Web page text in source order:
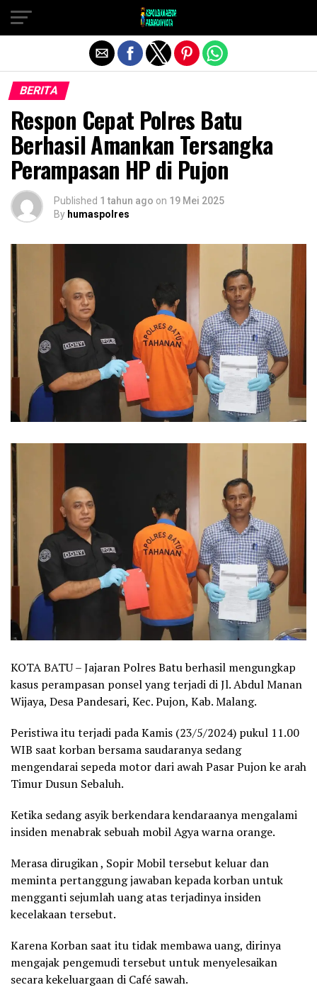
BERITA
Respon Cepat Polres Batu
Berhasil Amankan Tersangka
Perampasan HP di Pujon
Published 1 tahun ago on 19 Mei 2025
By humaspolres
KOTA BATU – Jajaran Polres Batu berhasil mengungkap
kasus perampasan ponsel yang terjadi di Jl. Abdul Manan
Wijaya, Desa Pandesari, Kec. Pujon, Kab. Malang.
Peristiwa itu terjadi pada Kamis (23/5/2024) pukul 11.00
WIB saat korban bersama saudaranya sedang
mengendarai sepeda motor dari awah Pasar Pujon ke arah
Timur Dusun Sebaluh.
Ketika sedang asyik berkendara kendaraanya mengalami
insiden menabrak sebuah mobil Agya warna orange.
Merasa dirugikan , Sopir Mobil tersebut keluar dan
meminta pertanggung jawaban kepada korban untuk
mengganti sejumlah uang atas terjadinya insiden
kecelakaan tersebut.
Karena Korban saat itu tidak membawa uang, dirinya
mengajak pengemudi tersebut untuk menyelesaikan
secara kekeluargaan di Café sawah.
Exit mobile version